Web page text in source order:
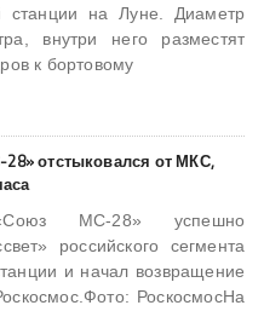
станции на Луне. Диаметр
внутри него разместят
к бортовому
отстыковался от МКС,
МС-28» успешно
российского сегмента
и начал возвращение
РоскосмосНа